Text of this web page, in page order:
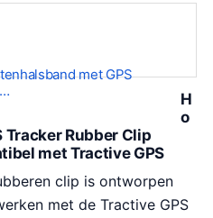
met GPS
H
o
Tracker Rubber Clip
met Tractive GPS
clip is ontworpen
met de Tractive GPS